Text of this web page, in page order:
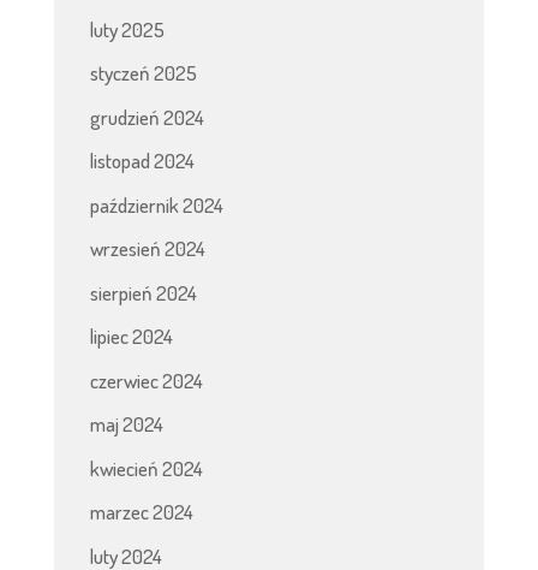
luty 2025
styczeń 2025
grudzień 2024
listopad 2024
październik 2024
wrzesień 2024
sierpień 2024
lipiec 2024
czerwiec 2024
maj 2024
kwiecień 2024
marzec 2024
luty 2024